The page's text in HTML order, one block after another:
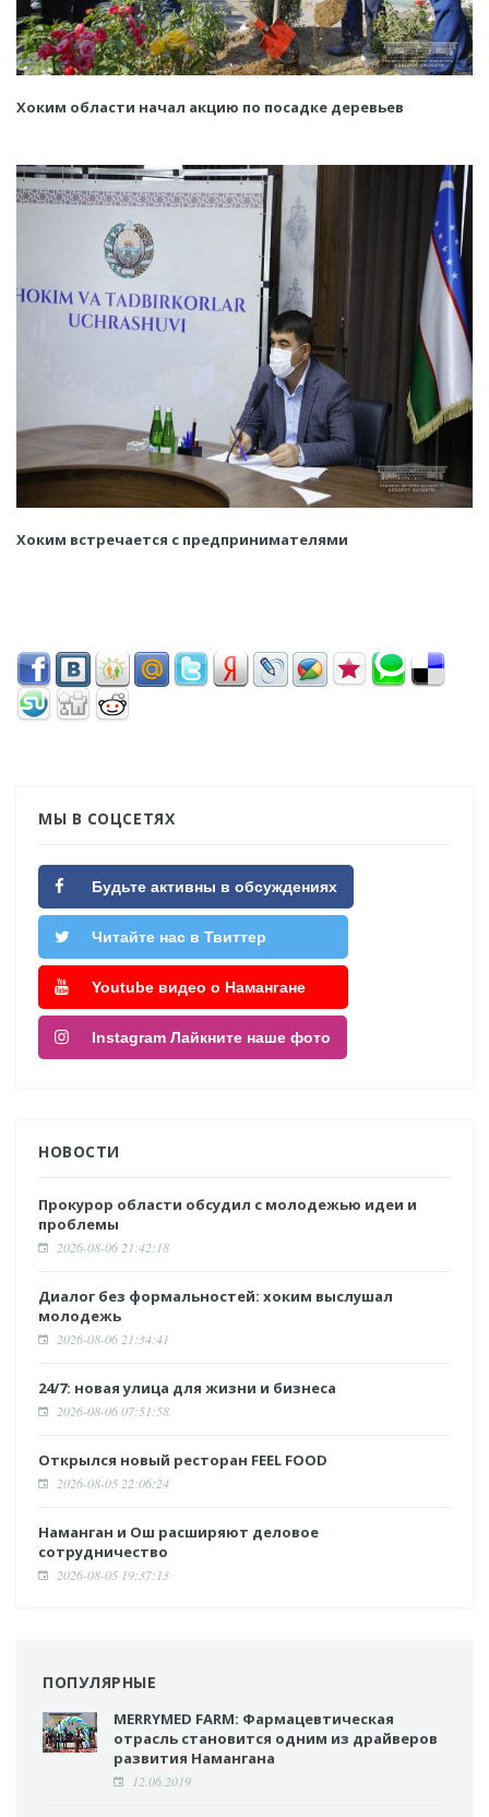
Хоким области начал акцию по посадке деревьев
Хоким встречается с предпринимателями
МЫ В СОЦСЕТЯХ
Будьте активны в обсуждениях
Читайте нас в Твиттер
Youtube видео о Намангане
Instagram Лайкните наше фото
НОВОСТИ
Прокурор области обсудил с молодежью идеи и
проблемы
2026-08-06 21:42:18
Диалог без формальностей: хоким выслушал
молодежь
2026-08-06 21:34:41
24/7: новая улица для жизни и бизнеса
2026-08-06 07:51:58
Открылся новый ресторан FEEL FOOD
2026-08-05 22:06:24
Наманган и Ош расширяют деловое
сотрудничество
2026-08-05 19:37:13
ПОПУЛЯРНЫЕ
MERRYMED FARM: Фармацевтическая
отрасль становится одним из драйверов
развития Намангана
12.06.2019